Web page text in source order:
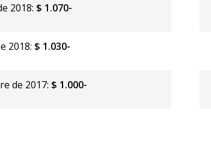
2018: $ 1.070-
2018: $ 1.030-
de 2017: $ 1.000-